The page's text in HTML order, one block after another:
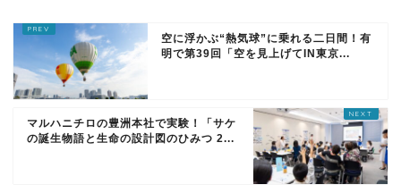
空に浮かぶ“熱気球”に乗れる二日間！有
明で第39回「空を見上げてIN東京...
マルハニチロの豊洲本社で実験！「サケ
の誕生物語と生命の設計図のひみつ 2...